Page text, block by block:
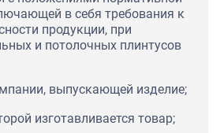
в себя требования к
продукции, при
и потолочных плинтусов
выпускающей изделие;
изготавливается товар;